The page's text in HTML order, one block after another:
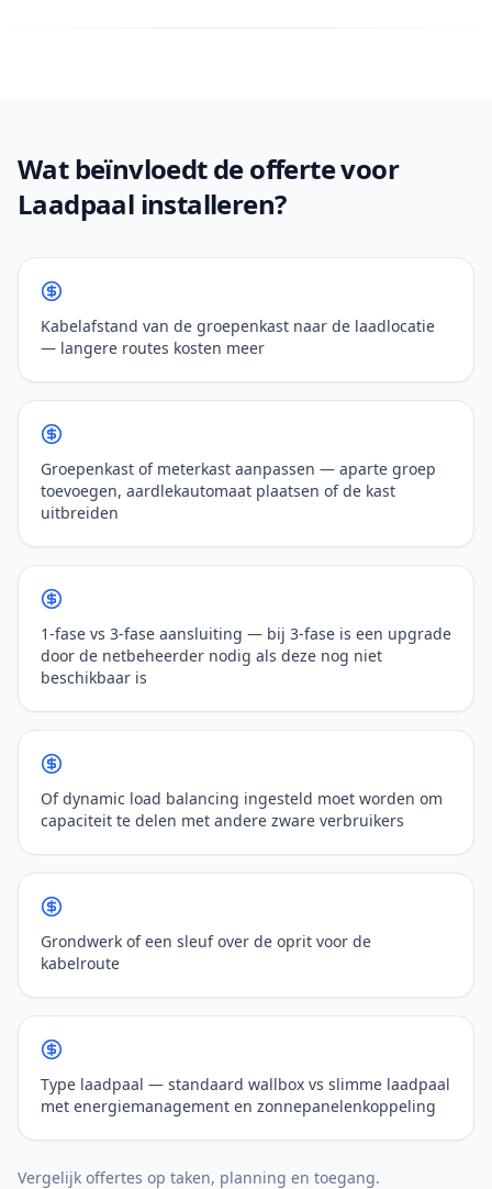
Wat beïnvloedt de offerte voor
Laadpaal installeren?
Kabelafstand van de groepenkast naar de laadlocatie
— langere routes kosten meer
Groepenkast of meterkast aanpassen — aparte groep
toevoegen, aardlekautomaat plaatsen of de kast
uitbreiden
1-fase vs 3-fase aansluiting — bij 3-fase is een upgrade
door de netbeheerder nodig als deze nog niet
beschikbaar is
Of dynamic load balancing ingesteld moet worden om
capaciteit te delen met andere zware verbruikers
Grondwerk of een sleuf over de oprit voor de
kabelroute
Type laadpaal — standaard wallbox vs slimme laadpaal
met energiemanagement en zonnepanelenkoppeling
Vergelijk offertes op taken, planning en toegang.